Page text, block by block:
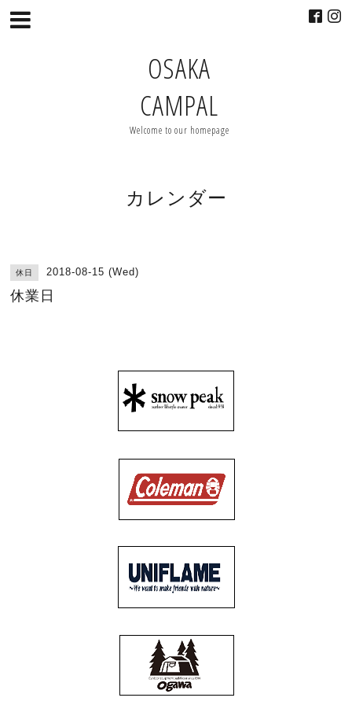
OSAKA
CAMPAL
Welcome to our homepage
カレンダー
休日 2018-08-15 (Wed)
休業日